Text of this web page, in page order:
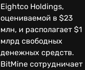
Eightco Holdings,
оцениваемой в $23
млн, и располагает $1
млрд свободных
денежных средств.
BitMine сотрудничает